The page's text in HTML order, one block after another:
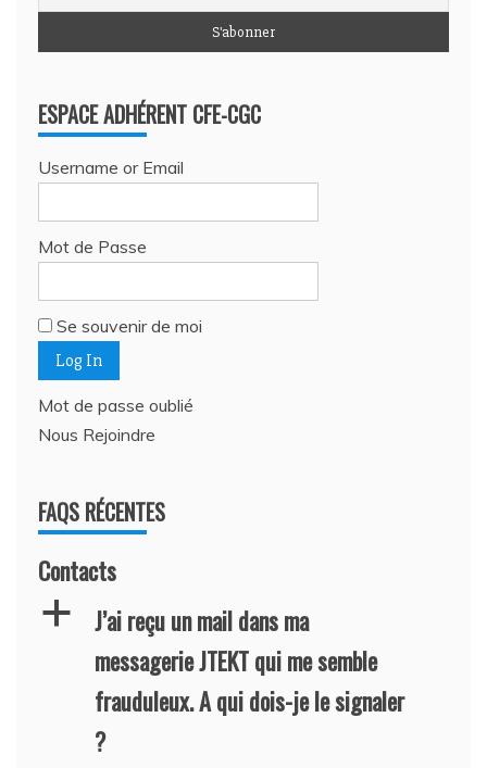
ESPACE ADHÉRENT CFE-CGC
Username or Email
Mot de Passe
Se souvenir de moi
Mot de passe oublié
Nous Rejoindre
FAQS RÉCENTES
Contacts
a
J’ai reçu un mail dans ma
messagerie JTEKT qui me semble
frauduleux. A qui dois-je le signaler
?